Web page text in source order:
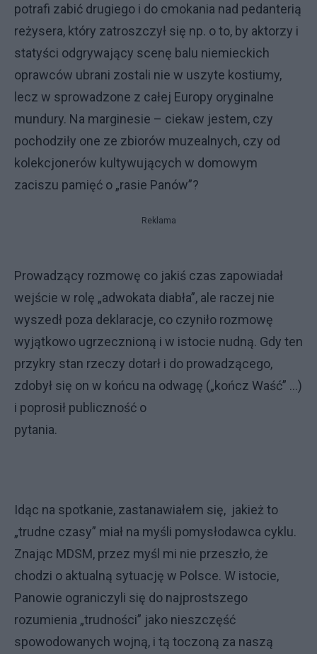
potrafi zabić drugiego i do cmokania nad pedanterią
reżysera, który zatroszczył się np. o to, by aktorzy i
statyści odgrywający scenę balu niemieckich
oprawców ubrani zostali nie w uszyte kostiumy,
lecz w sprowadzone z całej Europy oryginalne
mundury. Na marginesie – ciekaw jestem, czy
pochodziły one ze zbiorów muzealnych, czy od
kolekcjonerów kultywujących w domowym
zaciszu pamięć o „rasie Panów”?
Reklama
Prowadzący rozmowę co jakiś czas zapowiadał
wejście w rolę „adwokata diabła”, ale raczej nie
wyszedł poza deklaracje, co czyniło rozmowę
wyjątkowo ugrzecznioną i w istocie nudną. Gdy ten
przykry stan rzeczy dotarł i do prowadzącego,
zdobył się on w końcu na odwagę („kończ Waść” …)
i poprosił publiczność o
pytania.
Idąc na spotkanie, zastanawiałem się, jakież to
„trudne czasy” miał na myśli pomysłodawca cyklu.
Znając MDSM, przez myśl mi nie przeszło, że
chodzi o aktualną sytuację w Polsce. W istocie,
Panowie ograniczyli się do najprostszego
rozumienia „trudności” jako nieszczęść
spowodowanych wojną, i tą toczoną za naszą